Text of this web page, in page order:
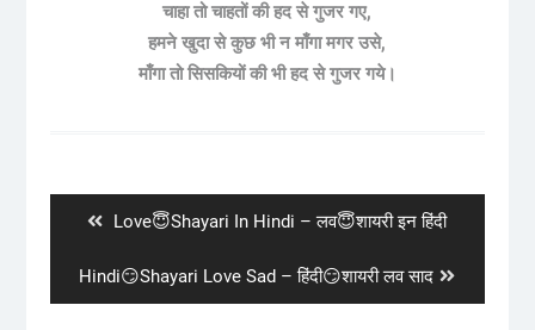
चाहा तो चाहतों की हद से गुजर गए,
हमने खुदा से कुछ भी न माँगा मगर उसे,
माँगा तो सिसकियों की भी हद से गुजर गये।
Previous
Love😇Shayari In Hindi – लव😇शायरी इन हिंदी
Next
post:
Hindi😏Shayari Love Sad – हिंदी😏शायरी लव साद